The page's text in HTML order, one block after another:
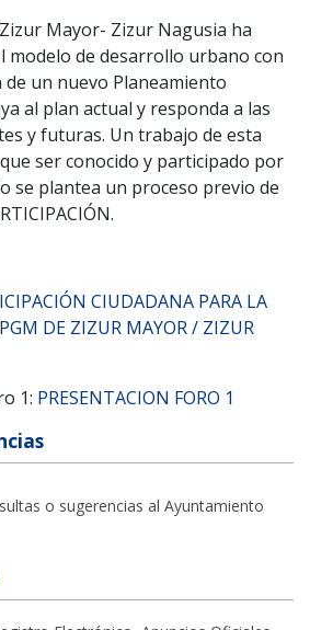
Mayor- Zizur Nagusia ha
modelo de desarrollo urbano con
un nuevo Planeamiento
al plan actual y responda a las
y futuras. Un trabajo de esta
ser conocido y participado por
se plantea un proceso previo de
CIUDADANA PARA LA
DE ZIZUR MAYOR / ZIZUR
1: PRESENTACION FORO 1
o sugerencias al Ayuntamiento